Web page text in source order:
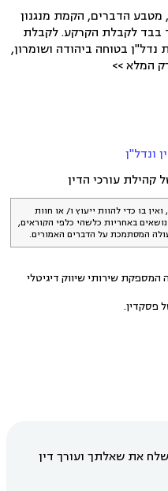
מטבע הדברים, הקמת מנגנון
בבד לקבלת הקרקע. לקבלת
בטוחה ביהודה ושומרון,
המלא >>
ונדל"ן
עורכי הדין
בו כדי להוות ייעוץ ו/ או חוות
באחריות כלשהי כלפי הקוראים,
המסתמכת על הדברים האמורים.
שירותי שיווק דיגיטלי
פסקדין.
שלח את שאלתך ועורך דין